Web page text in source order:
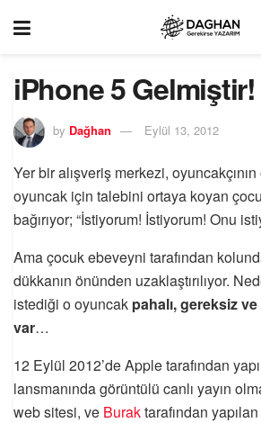
iPhone 5 Gelmiştir!
by Dağhan Eylül 13, 2012
Yer bir alışveriş merkezi,
oyuncak için talebini ortaya koyan
bağırıyor; “İstiyorum! İstiyorum! Onu
Ama çocuk ebeveyni tarafından
dükkanın önünden uzaklaştırılıyor.
istediği o oyuncak pahalı, gereksiz
var…
12 Eylül 2012’de Apple tarafından
lansmanında görüntülü canlı yayın
web sitesi, ve Buraktarafından